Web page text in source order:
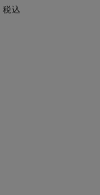
税込